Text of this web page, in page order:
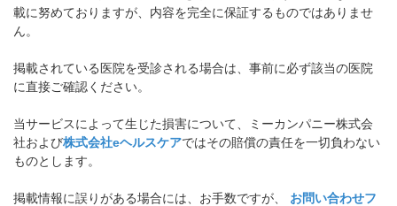
載に努めておりますが、内容を完全に保証するものではありませ
ん。
掲載されている医院を受診される場合は、事前に必ず該当の医院
に直接ご確認ください。
当サービスによって生じた損害について、ミーカンパニー株式会
社および株式会社eヘルスケアではその賠償の責任を一切負わない
ものとします。
掲載情報に誤りがある場合には、お手数ですが、 お問い合わせフ